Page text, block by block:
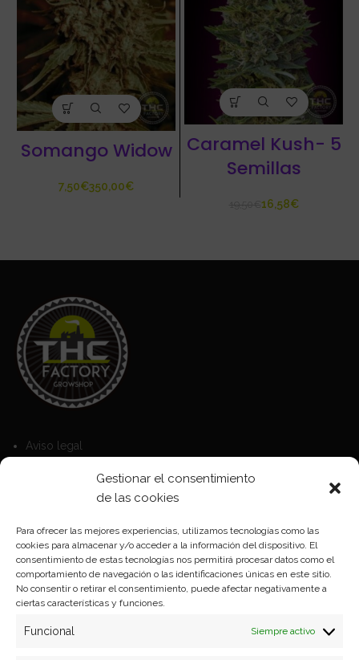
Gestionar el consentimiento
de las cookies
Para ofrecer las mejores experiencias, utilizamos tecnologías como las
cookies para almacenar y/o acceder a la información del dispositivo. El
consentimiento de estas tecnologías nos permitirá procesar datos como el
comportamiento de navegación o las identificaciones únicas en este sitio.
No consentir o retirar el consentimiento, puede afectar negativamente a
ciertas características y funciones.
Funcional Siempre activo
Somango Widow
€ €
Caramel Kush- 5
Semillas
16,58€
Aviso legal
Política de Cookies
Política de privacidad
Formas de pago
Plazos y condiciones de envio
Politica de devoluciones